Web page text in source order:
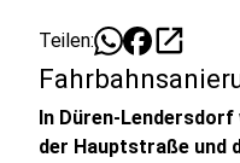
Teilen: open_in_new
In Düren-
der Hauptstraße und